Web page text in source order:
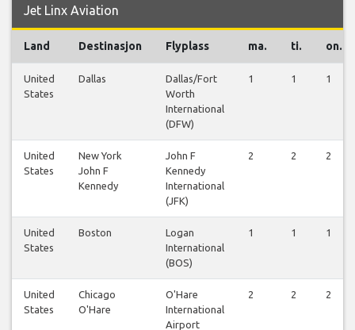
Jet Linx Aviation
Land Destinasjon Flyplass ma. ti. on.
United
States
Dallas
Dallas/Fort
Worth
International
(DFW)
1 1 1
United
States
New York
John F
Kennedy
John F
Kennedy
International
(JFK)
2 2 2
United
States
Boston
Logan
International
(BOS)
1 1 1
United
States
Chicago
O'Hare
O'Hare
International
Airport
2 2 2